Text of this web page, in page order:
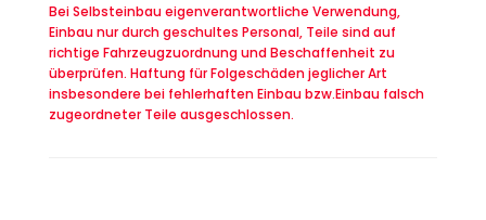
Bei Selbsteinbau eigenverantwortliche Verwendung,
Einbau nur durch geschultes Personal, Teile sind auf
richtige Fahrzeugzuordnung und Beschaffenheit zu
überprüfen. Haftung für Folgeschäden jeglicher Art
insbesondere bei fehlerhaften Einbau bzw.Einbau falsch
zugeordneter Teile ausgeschlossen.